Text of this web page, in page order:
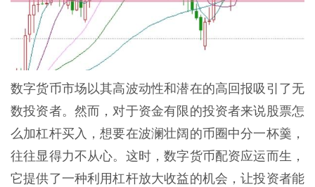
数字货币市场以其高波动性和潜在的高回报吸引了无
数投资者。然而，对于资金有限的投资者来说股票怎
么加杠杆买入，想要在波澜壮阔的币圈中分一杯羹，
往往显得力不从心。这时，数字货币配资应运而生，
它提供了一种利用杠杆放大收益的机会，让投资者能